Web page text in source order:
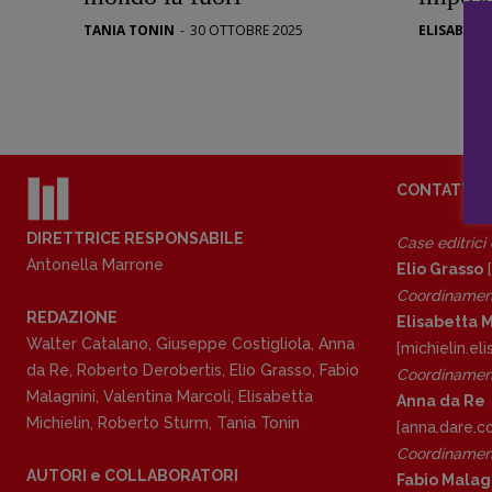
Stranimondi
Tornare a
Valerio
TANIA TONIN - 30 OTTOBRE 2025
DIRETTRICE RESPONSABILE
Antonella Marrone
REDAZIONE
Walter Catalano, Giuseppe Costigliola, Anna
da Re, Roberto Derobertis, Elio Grasso, Fabio
Malagnini, Valentina Marcoli, Elisabetta
Michielin, Roberto Sturm, Tania Tonin
AUTORI e COLLABORATORI
CONTATTI
Case editrici
Elio Grasso
Elisabetta
Anna da Re
Fabio